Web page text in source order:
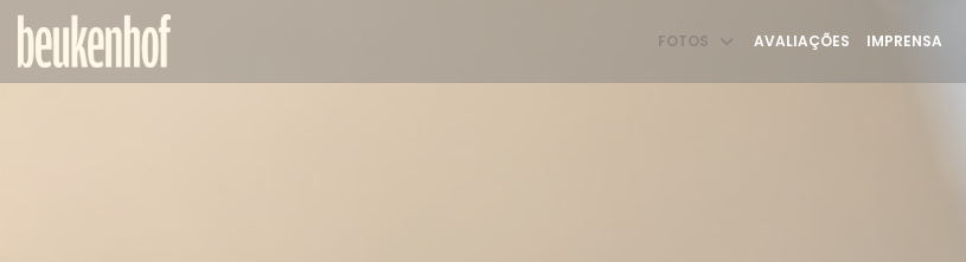
Painel de Gerenciamento de Cookies
FOTOS AVALIAÇÕES IMPRENSA